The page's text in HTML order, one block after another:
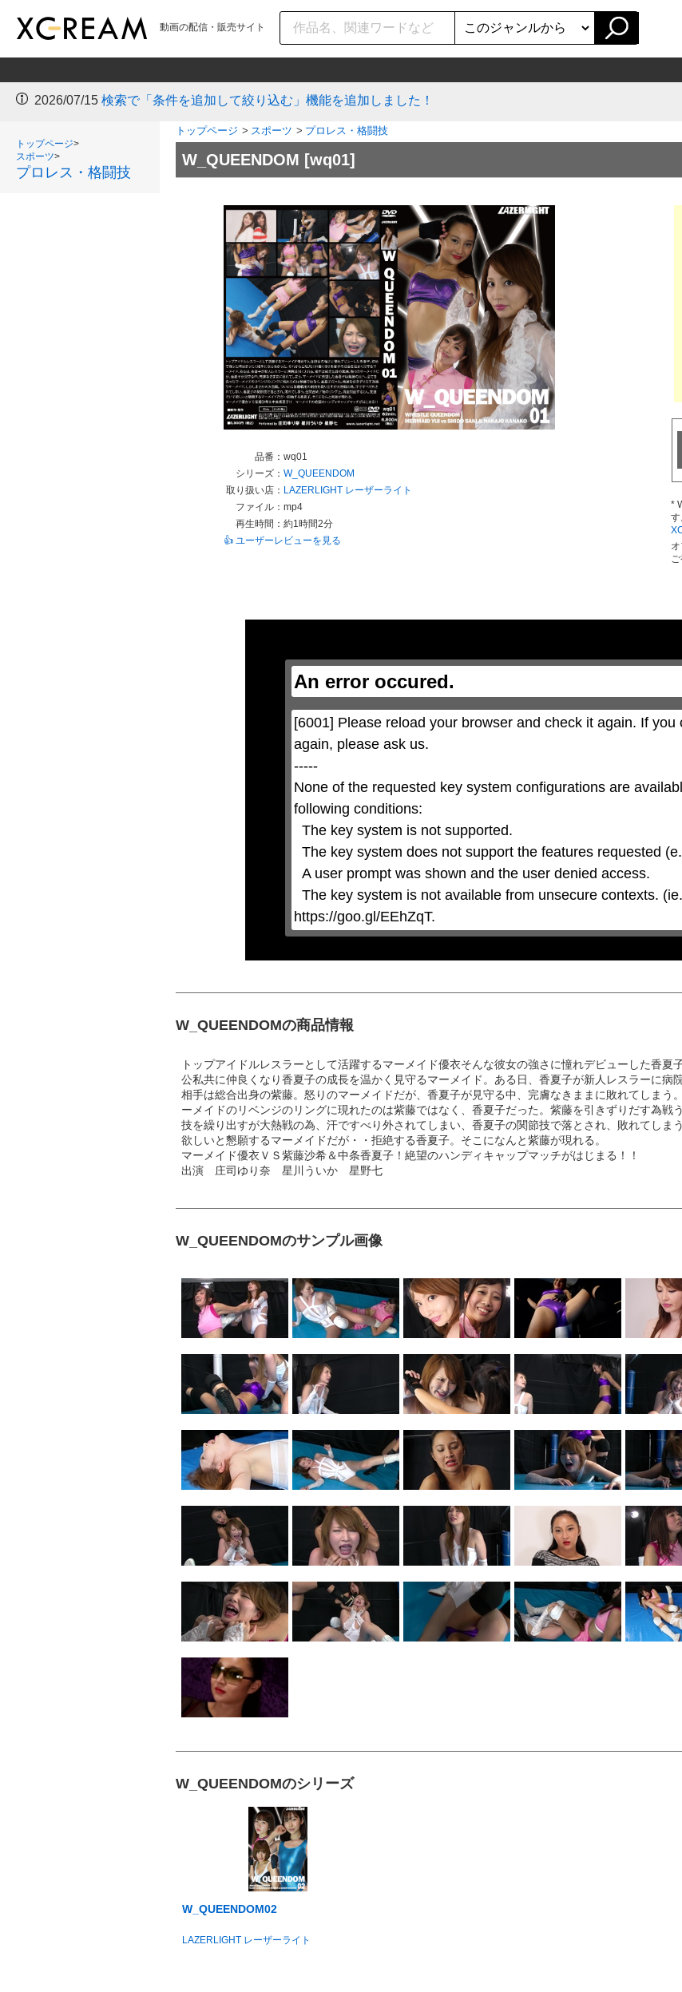
動画の配信・販売サイト
2026/07/15 検索で「条件を追加して絞り込む」機能を追加しました！
トップページ>
スポーツ>
プロレス・格闘技
トップページ > スポーツ > プロレス・格闘技
W_QUEENDOM [wq01]
品番： wq01
シリーズ： W_QUEENDOM
取り扱い店： LAZERLIGHT レーザーライト
ファイル： mp4
再生時間： 約1時間2分
👍 ユーザーレビューを見る
*
す
An error occured.
[6001] Please reload your browser and check it again. If
again, please ask us.
-----
None of the requested key system configurations are
following conditions:
https://goo.gl/EEhZqT.
W_QUEENDOMの商品情報
トップアイドルレスラーとして活躍するマーメイド優衣そんな彼女の強さに憧れデビューした香
公私共に仲良くなり香夏子の成長を温かく見守るマーメイド。ある日、香夏子が新人レスラーに病
相手は総合出身の紫藤。怒りのマーメイドだが、香夏子が見守る中、完膚なきままに敗れてしま
ーメイドのリベンジのリングに現れたのは紫藤ではなく、香夏子だった。紫藤を引きずりだす為
技を繰り出すが大熱戦の為、汗ですべり外されてしまい、香夏子の関節技で落とされ、敗れてし
欲しいと懇願するマーメイドだが・・拒絶する香夏子。そこになんと紫藤が現れる。
マーメイド優衣ＶＳ紫藤沙希＆中条香夏子！絶望のハンディキャップマッチがはじまる！！
出演 庄司ゆり奈 星川ういか 星野七
W_QUEENDOMのサンプル画像
W_QUEENDOMのシリーズ
W_QUEENDOM02
LAZERLIGHT レーザーライト